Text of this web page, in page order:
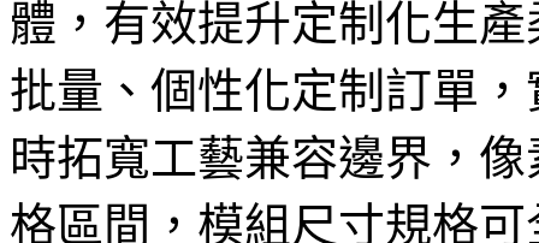
體，有效提升定制化生
批量、個性化定制訂單
時拓寬工藝兼容邊界，
格區間，模組尺寸規格